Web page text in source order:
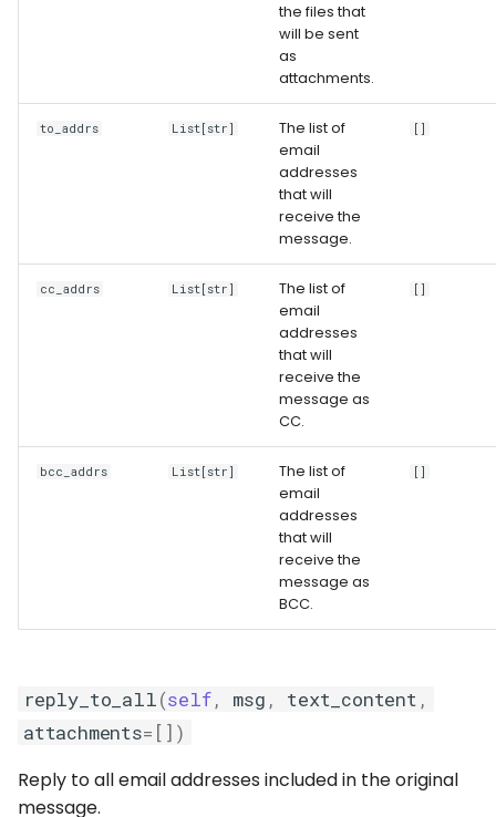
the files that
will be sent
as
attachments.
to_addrs List[str]
The list of
email
addresses
that will
receive the
message.
[]
cc_addrs List[str]
The list of
email
addresses
that will
receive the
message as
CC.
[]
bcc_addrs List[str]
The list of
email
addresses
that will
receive the
message as
BCC.
[]
reply_to_all(self, msg , text_content ,
attachments= [])
Reply to all email addresses included in the original
message.